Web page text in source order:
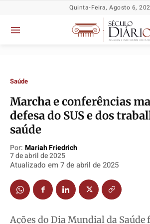
Socioeconômicas
Justiça
Segurança
Socioeconômicas
Justiça
Segurança
Socioeconômicas
Justiça
Segurança
Socioeconômicas
Justiça
Segurança
Quinta-Feira, Agosto 6,
Saúde
Marcha e conferências
defesa do SUS e dos
saúde
Por: Mariah Friedrich
7 de abril de 2025
Atualizado em 7 de abril de 2025
Ações do Dia Mundial da Saúde